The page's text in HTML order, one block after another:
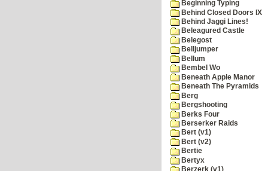
Beginning Typing
Behind Closed Doors IX
Behind Jaggi Lines!
Beleagured Castle
Belegost
Belljumper
Bellum
Bembel Wo
Beneath Apple Manor
Beneath The Pyramids
Berg
Bergshooting
Berks Four
Berserker Raids
Bert (v1)
Bert (v2)
Bertie
Bertyx
Berzerk (v1)